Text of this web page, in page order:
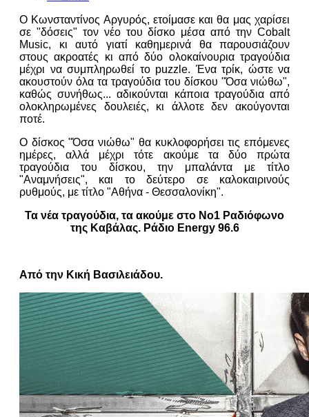
Ο Κωνσταντίνος Αργυρός, ετοίμασε και θα μας χαρίσει
σε "δόσεις" τον νέο του δίσκο μέσα από την Cobalt
Music, κι αυτό γιατί καθημερινά θα παρουσιάζουν
στους ακροατές κι από δύο ολοκαίνουρια τραγούδια
μέχρι να συμπληρωθεί το puzzle. Ένα τρίκ, ώστε να
ακουστούν όλα τα τραγούδια του δίσκου "Όσα νιώθω",
καθώς συνήθως... αδικούνται κάποια τραγούδια από
ολοκληρωμένες δουλειές, κι άλλοτε δεν ακούγονται
ποτέ.
Ο δίσκος "Όσα νιώθω" θα κυκλοφορήσει τις επόμενες
ημέρες, αλλά μέχρι τότε ακούμε τα δύο πρώτα
τραγούδια του δίσκου, την μπαλάντα με τίτλο
"Αναμνήσεις", και το δεύτερο σε καλοκαιρινούς
ρυθμούς, με τίτλο "Αθήνα - Θεσσαλονίκη".
Τα νέα τραγούδια, τα ακούμε στο Νο1 Ραδιόφωνο
της Καβάλας. Ράδιο Energy 96.6
Από την Κική Βασιλειάδου.